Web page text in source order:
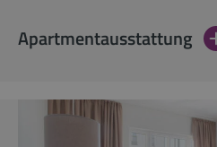
Apartmentausstattung